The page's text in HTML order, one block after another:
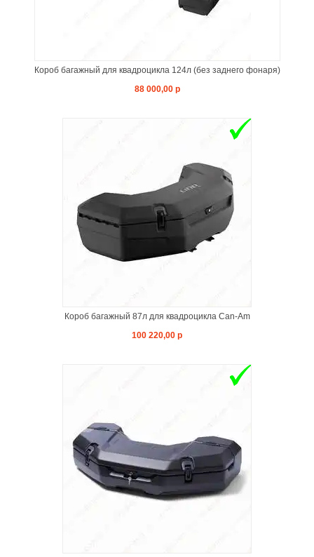
Короб багажный для квадроцикла 124л (без заднего фонаря)
88 000,00 р
Короб багажный 87л для квадроцикла Can-Am
100 220,00 р